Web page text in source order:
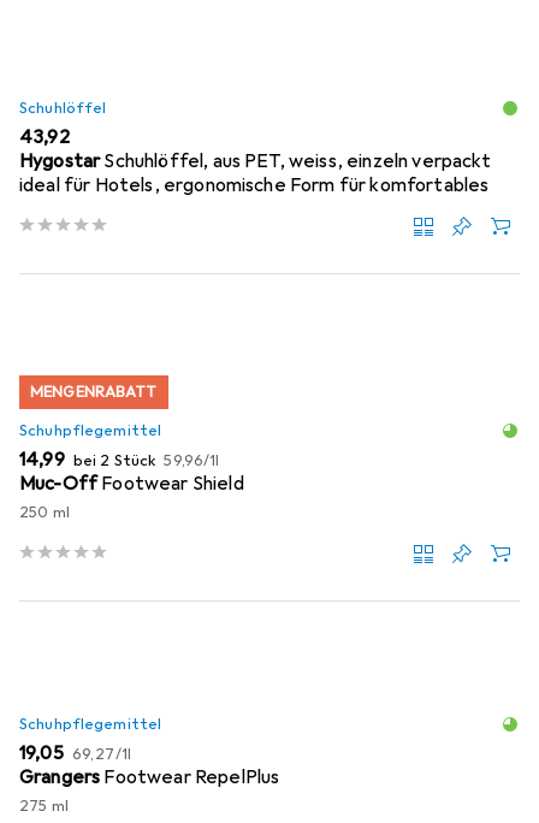
Schuhlöffel
EUR
43,92
HygostarSchuhlöffel, aus PET, weiss, einzeln verpackt
ideal für Hotels, ergonomische Form für komfortables
MENGENRABATT
Schuhpflegemittel
EUR
14,99 bei 2 Stück EUR
59,96/1l
Muc-OffFootwear Shield
250 ml
Schuhpflegemittel
EUR
19,05 EUR
69,27/1l
Grangers Footwear RepelPlus
275 ml